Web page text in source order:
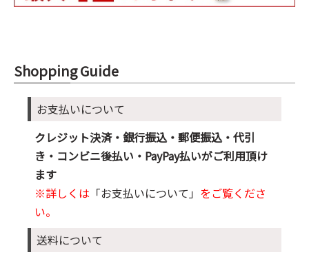
Shopping Guide
お支払いについて
クレジット決済・銀行振込・郵便振込・代引
き・コンビニ後払い・PayPay払いがご利用頂け
ます
※詳しくは 「お支払いについて」 をご覧くださ
い。
送料について